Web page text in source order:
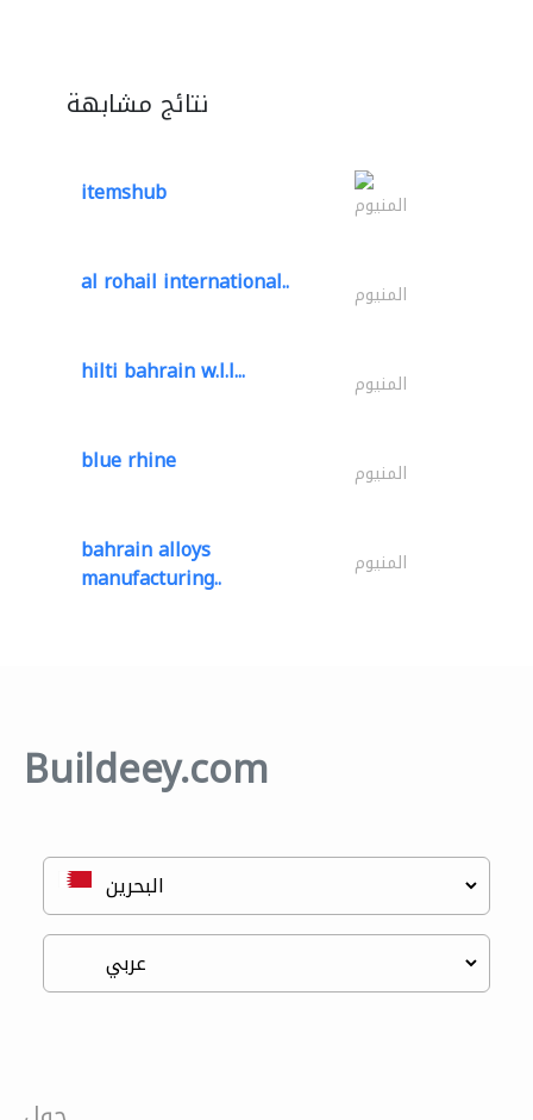
نتائج مشابهة
itemshub المنيوم
al rohail international.. المنيوم
hilti bahrain w.l.l... المنيوم
blue rhine المنيوم
bahrain alloys
manufacturing.. المنيوم
Buildeey.com